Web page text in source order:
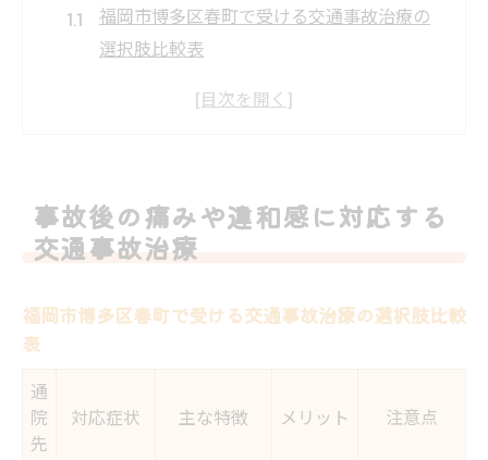
福岡市博多区春町で受ける交通事故治療の
選択肢比較表
交通事故治療におけるケア方法の多様性を
知る
ント
交通事故治療の流れと安心できるケア方法とは
較
事故後の痛みや違和感に対応する
交通事故治療
福岡市博多区春町で受ける交通事故治療の選択肢比較
表
通
院
先
対応症状 主な特徴 メリット 注意点